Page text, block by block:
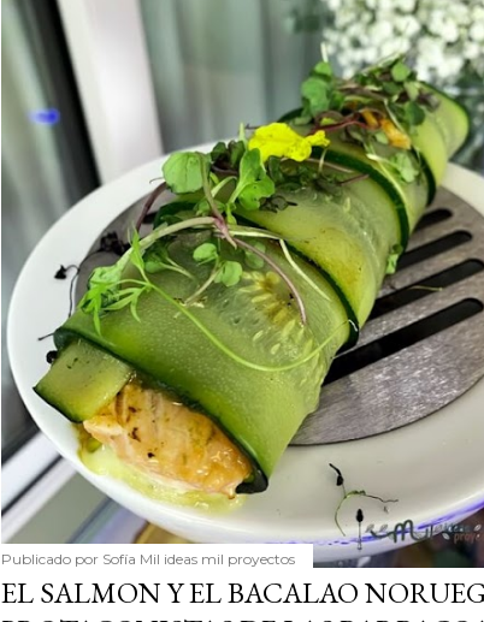
ingrediente tan humilde como la alubia de La
en un snack ligero, dorado, cargado de proteína
100% natural. Es el sustituto perfecto a los frutos
Publicado por Sofía Mil ideas mil proyectos
EL SALMON Y EL BACALAO